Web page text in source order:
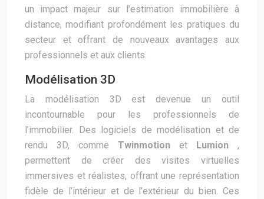
un impact majeur sur l’estimation immobilière à
distance, modifiant profondément les pratiques du
secteur et offrant de nouveaux avantages aux
professionnels et aux clients.
Modélisation 3D
La modélisation 3D est devenue un outil
incontournable pour les professionnels de
l’immobilier. Des logiciels de modélisation et de
rendu 3D, comme Twinmotion et Lumion ,
permettent de créer des visites virtuelles
immersives et réalistes, offrant une représentation
fidèle de l’intérieur et de l’extérieur du bien. Ces